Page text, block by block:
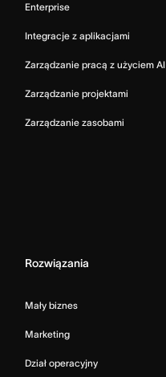
Enterprise
Integracje z aplikacjami
Zarządzanie pracą z użyciem AI
Zarządzanie projektami
Zarządzanie zasobami
Rozwiązania
Mały biznes
Marketing
Dział operacyjny